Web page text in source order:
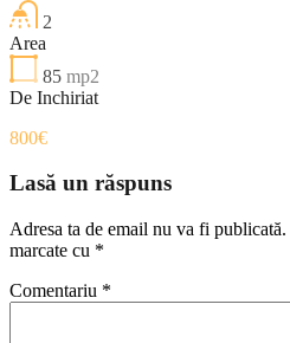
2
Area
85 mp2
De Inchiriat
800€
Lasă un răspuns
Adresa ta de email nu va fi publicată.
marcate cu *
Comentariu *